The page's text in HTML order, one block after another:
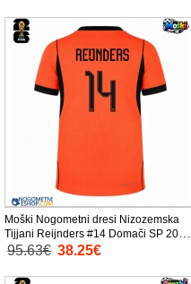
Moški Nogometni dresi Nizozemska
Tijjani Reijnders #14 Domači SP 2026
Kratek Rokav
95.63€ 38.25€